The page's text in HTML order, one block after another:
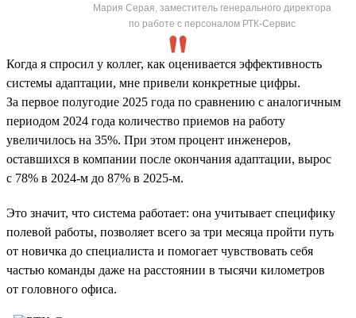
Мария Серая, заместитель генерального директора
по работе с персоналом РТК-Сервис
Когда я спросил у коллег, как оценивается эффективность
системы адаптации, мне привели конкретные цифры.
За первое полугодие 2025 года по сравнению с аналогичным
периодом 2024 года количество приемов на работу
увеличилось на 35%. При этом процент инженеров,
оставшихся в компании после окончания адаптации, вырос
с 78% в 2024-м до 87% в 2025-м.
Это значит, что система работает: она учитывает специфику
полевой работы, позволяет всего за три месяца пройти путь
от новичка до специалиста и помогает чувствовать себя
частью команды даже на расстоянии в тысячи километров
от головного офиса.